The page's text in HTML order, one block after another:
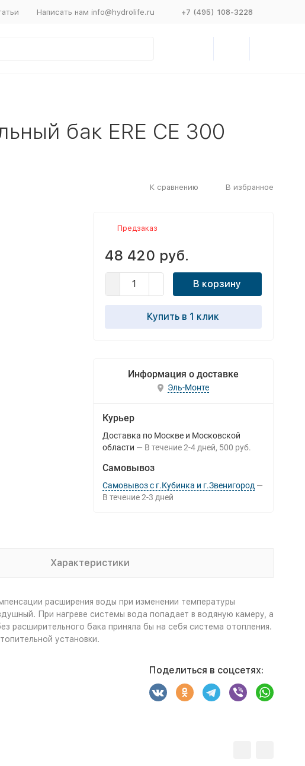
Написать нам info@hydrolife.ru +7 (495) 108-3228
бак ERE CE 300
К сравнению В избранное
Предзаказ
48 420 руб.
В корзину
Купить в 1 клик
Информация о доставке
Эль-Монте
Курьер
Доставка по Москве и Московской
области
В течение 2-4 дней 500 руб.
Самовывоз
Самовывоз с г.Кубинка и г.Звенигород
В течение 2-3 дней
Характеристики
расширения воды при изменении температуры
При нагреве системы вода попадает в водяную камеру, а
расширительного бака приняла бы на себя система отопления.
установки.
Поделиться в соцсетях: